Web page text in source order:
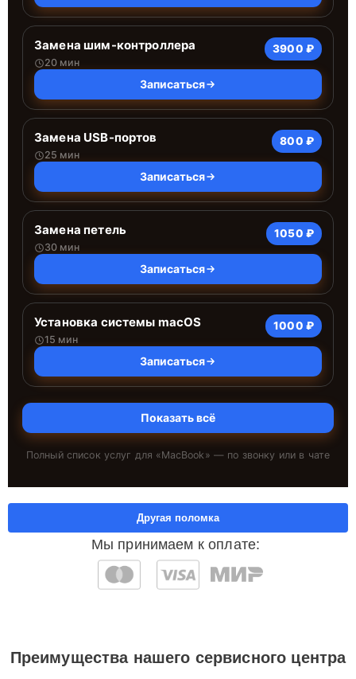
Замена шим-контроллера
20 мин
3900 ₽
Записаться
Замена USB-портов
25 мин
800 ₽
Записаться
Замена петель
30 мин
1050 ₽
Записаться
Установка системы macOS
15 мин
1000 ₽
Записаться
Показать всё
Полный список услуг для «MacBook » — по звонку или в чате
Мы принимаем к оплате:
Другая поломка
Преимущества нашего сервисного центра